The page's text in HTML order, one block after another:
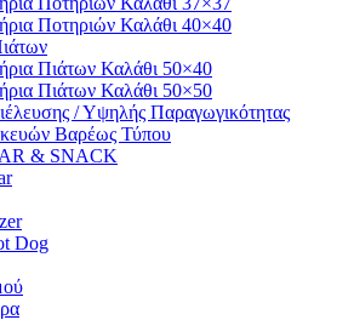
Ποτηριών Καλάθι 40×40
Πιάτων Καλάθι 50×40
Πιάτων Καλάθι 50×50
/ Υψηλής Παραγωγικότητας
Βαρέως Τύπου
& SNACK
Dog